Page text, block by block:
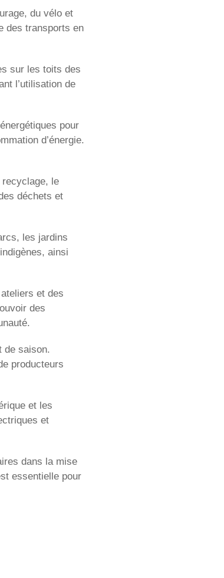
du vélo et
des transports en
sur les toits des
l’utilisation de
pour
d’énergie.
le
déchets et
les jardins
ainsi
et des
des
de saison.
producteurs
et les
et
dans la mise
essentielle pour